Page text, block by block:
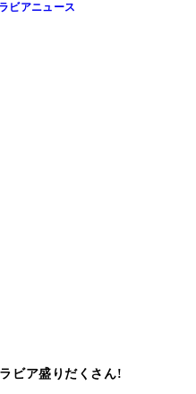
ビアニュース
ビア盛りだくさん!